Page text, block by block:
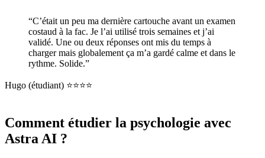
“C’était un peu ma dernière cartouche avant un examen
costaud à la fac. Je l’ai utilisé trois semaines et j’ai
validé. Une ou deux réponses ont mis du temps à
charger mais globalement ça m’a gardé calme et dans le
rythme. Solide.”
Hugo (étudiant) ⭐⭐⭐⭐
Comment étudier la psychologie avec
Astra AI ?